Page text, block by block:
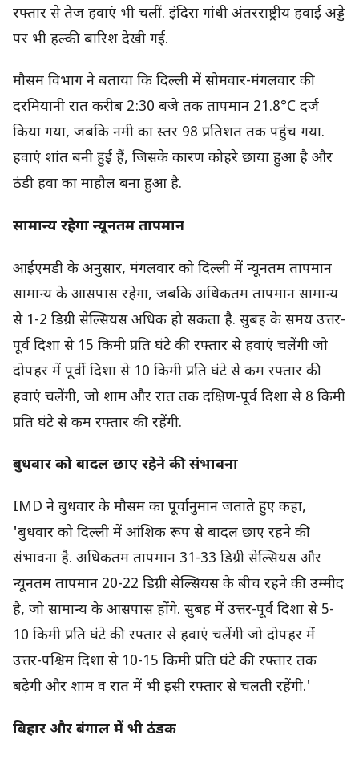
रफ्तार से तेज हवाएं भी चलीं. इंदिरा गांधी अंतरराष्ट्रीय हवाई अड्डे
पर भी हल्की बारिश देखी गई.
मौसम विभाग ने बताया कि दिल्ली में सोमवार-मंगलवार की
दरमियानी रात करीब 2:30 बजे तक तापमान 21.8°C दर्ज
किया गया, जबकि नमी का स्तर 98 प्रतिशत तक पहुंच गया.
हवाएं शांत बनी हुई हैं, जिसके कारण कोहरे छाया हुआ है और
ठंडी हवा का माहौल बना हुआ है.
सामान्य रहेगा न्यूनतम तापमान
आईएमडी के अनुसार, मंगलवार को दिल्ली में न्यूनतम तापमान
सामान्य के आसपास रहेगा, जबकि अधिकतम तापमान सामान्य
से 1-2 डिग्री सेल्सियस अधिक हो सकता है. सुबह के समय उत्तर-
पूर्व दिशा से 15 किमी प्रति घंटे की रफ्तार से हवाएं चलेंगी जो
दोपहर में पूर्वी दिशा से 10 किमी प्रति घंटे से कम रफ्तार की
हवाएं चलेंगी, जो शाम और रात तक दक्षिण-पूर्व दिशा से 8 किमी
प्रति घंटे से कम रफ्तार की रहेंगी.
बुधवार को बादल छाए रहेने की संभावना
IMD ने बुधवार के मौसम का पूर्वानुमान जताते हुए कहा,
'बुधवार को दिल्ली में आंशिक रूप से बादल छाए रहने की
संभावना है. अधिकतम तापमान 31-33 डिग्री सेल्सियस और
न्यूनतम तापमान 20-22 डिग्री सेल्सियस के बीच रहने की उम्मीद
है, जो सामान्य के आसपास होंगे. सुबह में उत्तर-पूर्व दिशा से 5-
10 किमी प्रति घंटे की रफ्तार से हवाएं चलेंगी जो दोपहर में
उत्तर-पश्चिम दिशा से 10-15 किमी प्रति घंटे की रफ्तार तक
बढ़ेगी और शाम व रात में भी इसी रफ्तार से चलती रहेंगी.'
बिहार और बंगाल में भी ठंडक